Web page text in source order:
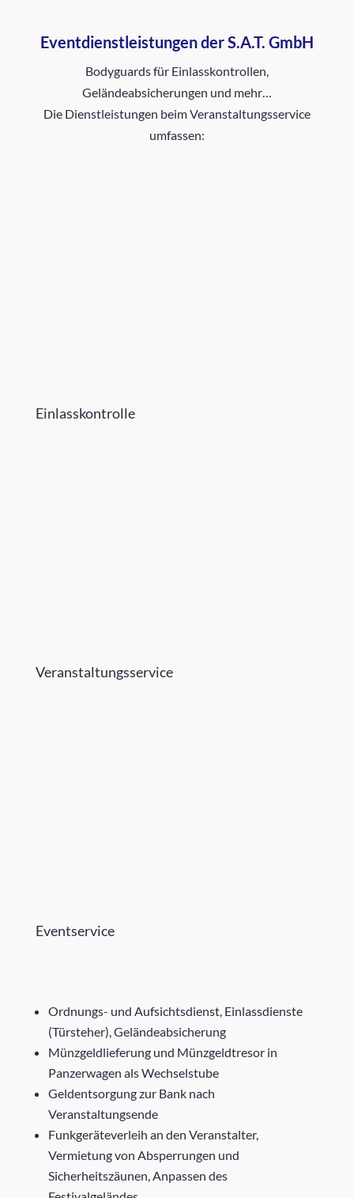
Eventdienstleistungen der S.A.T. GmbH
Bodyguards für Einlasskontrollen,
Geländeabsicherungen und mehr…
Die Dienstleistungen beim Veranstaltungsservice
umfassen:
Einlasskontrolle
Veranstaltungsservice
Eventservice
Ordnungs- und Aufsichtsdienst, Einlassdienste
(Türsteher), Geländeabsicherung
Münzgeldlieferung und Münzgeldtresor in
Panzerwagen als Wechselstube
Geldentsorgung zur Bank nach
Veranstaltungsende
Funkgeräteverleih an den Veranstalter,
Vermietung von Absperrungen und
Sicherheitszäunen, Anpassen des